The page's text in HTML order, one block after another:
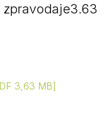
3,63 MB